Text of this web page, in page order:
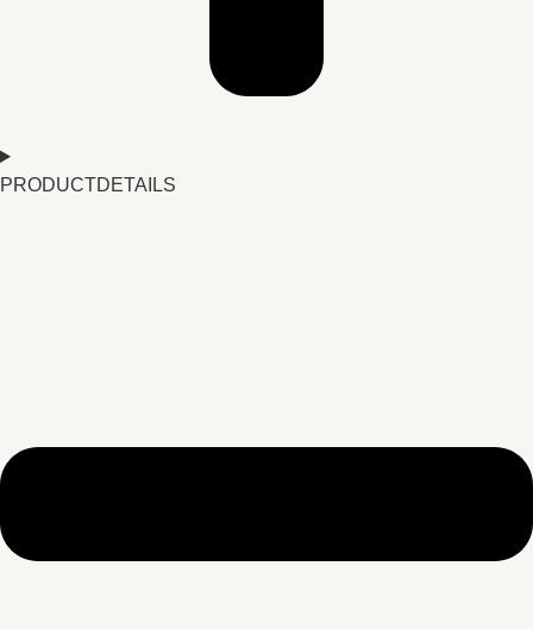
PRODUCTDETAILS